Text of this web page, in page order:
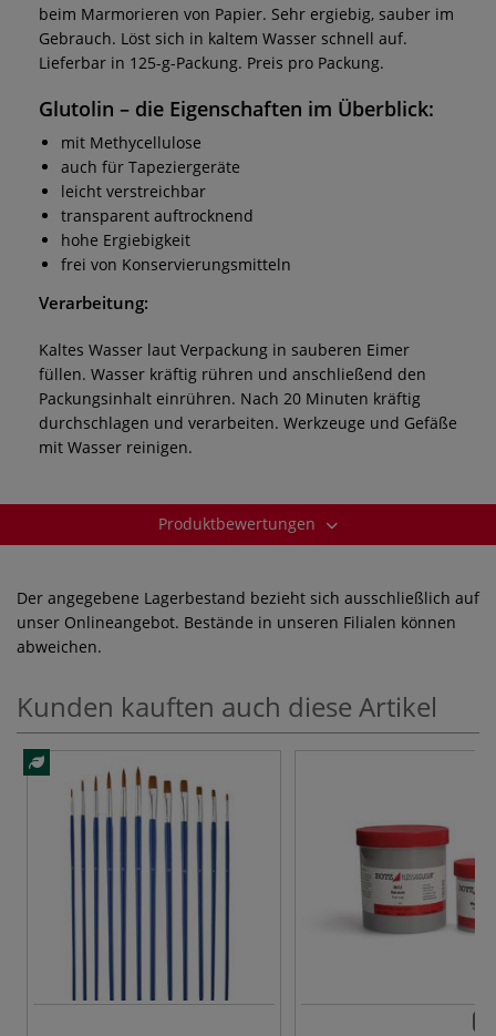
beim Marmorieren von Papier. Sehr ergiebig, sauber im
Gebrauch. Löst sich in kaltem Wasser schnell auf.
Lieferbar in 125-g-Packung. Preis pro Packung.
Glutolin – die Eigenschaften im Überblick:
mit Methycellulose
auch für Tapeziergeräte
leicht verstreichbar
transparent auftrocknend
hohe Ergiebigkeit
frei von Konservierungsmitteln
Verarbeitung:
Kaltes Wasser laut Verpackung in sauberen Eimer
füllen. Wasser kräftig rühren und anschließend den
Packungsinhalt einrühren. Nach 20 Minuten kräftig
durchschlagen und verarbeiten. Werkzeuge und Gefäße
mit Wasser reinigen.
Produktbewertungen
Der angegebene Lagerbestand bezieht sich ausschließlich auf
unser Onlineangebot. Bestände in unseren Filialen können
abweichen.
Kunden kauften auch diese Artikel